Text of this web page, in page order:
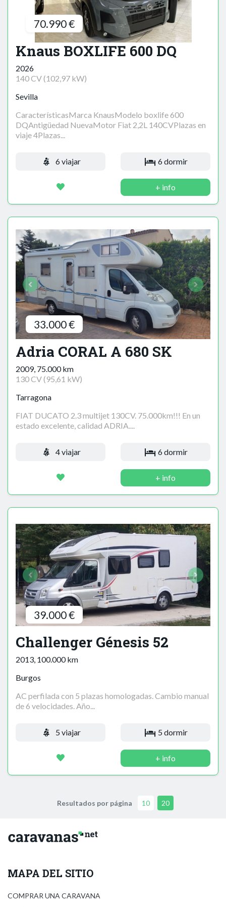
70.990 €
Knaus BOXLIFE 600 DQ
2026
140 CV (102,97 kW)
Sevilla
CaracterísticasMarca KnausModelo boxlife 600
DQAntigüedad NuevaMotor Fiat 2,2L 140CVPlazas en
viaje 4Plazas...
6 viajar 6 dormir
+ info
33.000 €
Adria CORAL A 680 SK
2009, 75.000 km
130 CV (95,61 kW)
Tarragona
FIAT DUCATO 2.3 multijet 130CV. 75.000km!!! En un
estado excelente, calidad ADRIA....
4 viajar 6 dormir
+ info
39.000 €
Challenger Génesis 52
2013, 100.000 km
Burgos
AC perfilada con 5 plazas homologadas. Cambio manual
de 6 velocidades. Año...
5 viajar 5 dormir
+ info
Resultados por página 10 20
MAPA DEL SITIO
COMPRAR UNA CARAVANA